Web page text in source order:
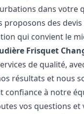
dans votre
des
qui convient le
Frisquet
de qualité,
résultats et nous
confiance à notre
vos questions et